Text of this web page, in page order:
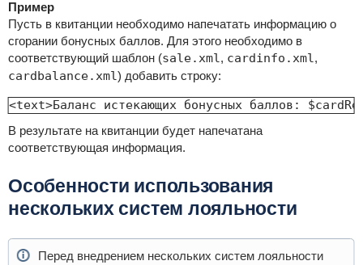
Пример
Пусть в квитанции необходимо напечатать информацию о
сгорании бонусных баллов. Для этого необходимо в
соответствующий шаблон (sale.xml, cardinfo.xml,
cardbalance.xml) добавить строку:
<text>Баланс истекающих бонусных баллов:
В результате на квитанции будет напечатана
соответствующая информация.
Особенности использования
нескольких систем лояльности
Перед внедрением нескольких систем лояльности